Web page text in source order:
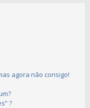
agora não consigo!
?